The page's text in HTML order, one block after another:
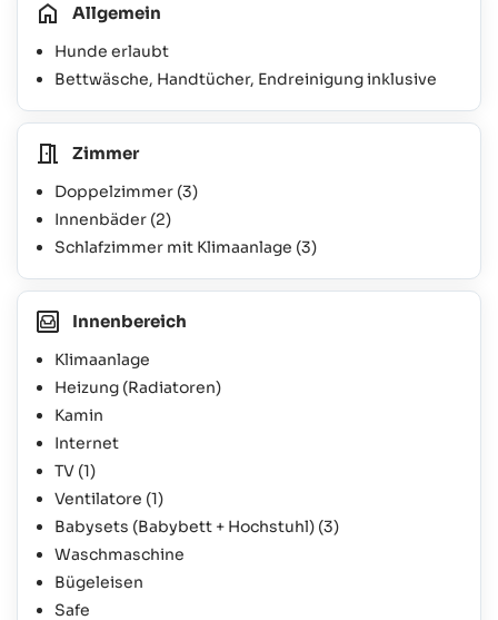
Allgemein
Hunde erlaubt
Bettwäsche, Handtücher, Endreinigung inklusive
Zimmer
Doppelzimmer (3)
Innenbäder (2)
Schlafzimmer mit Klimaanlage (3)
Innenbereich
Klimaanlage
Heizung (Radiatoren)
Kamin
Internet
TV (1)
Ventilatore (1)
Babysets (Babybett + Hochstuhl) (3)
Waschmaschine
Bügeleisen
Safe